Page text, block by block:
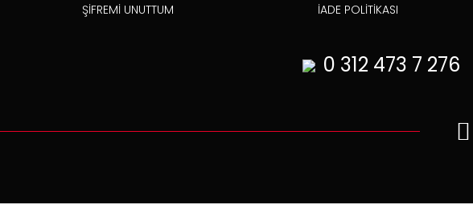
ŞİFREMİ UNUTTUM
İADE POLİTİKASI
0 312 473 7 276